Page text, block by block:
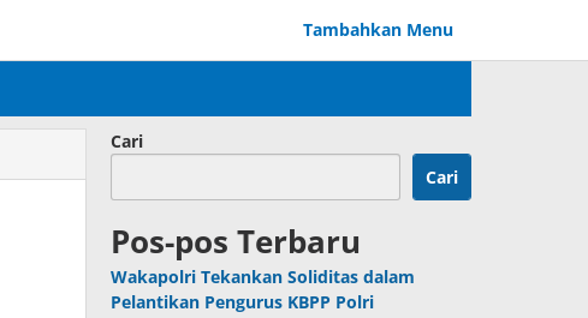
Tambahkan Menu
Cari
Cari
Pos-pos Terbaru
Wakapolri Tekankan Soliditas dalam
Pelantikan Pengurus KBPP Polri